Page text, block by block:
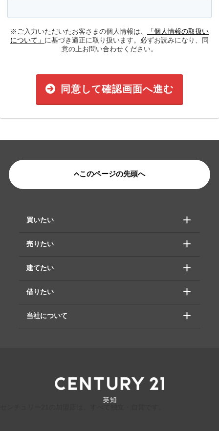
※ご入力いただいたお客さまの個人情報は、
「個人情報の取扱い
について」 に基づき適正に取り扱います。必ずお読みになり、同
意の上お問い合わせください。
同意して確認画面へ進む
このページの先頭へ
買いたい
売りたい
建てたい
借りたい
当社について